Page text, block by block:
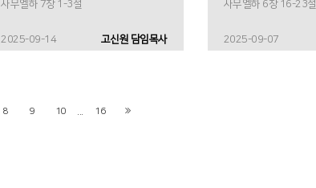
사무엘하 7장 1-3절
2025-09-14 고신원 담임목사
사무엘하 6장 16-23절
2025-09-07
8 9 10 16